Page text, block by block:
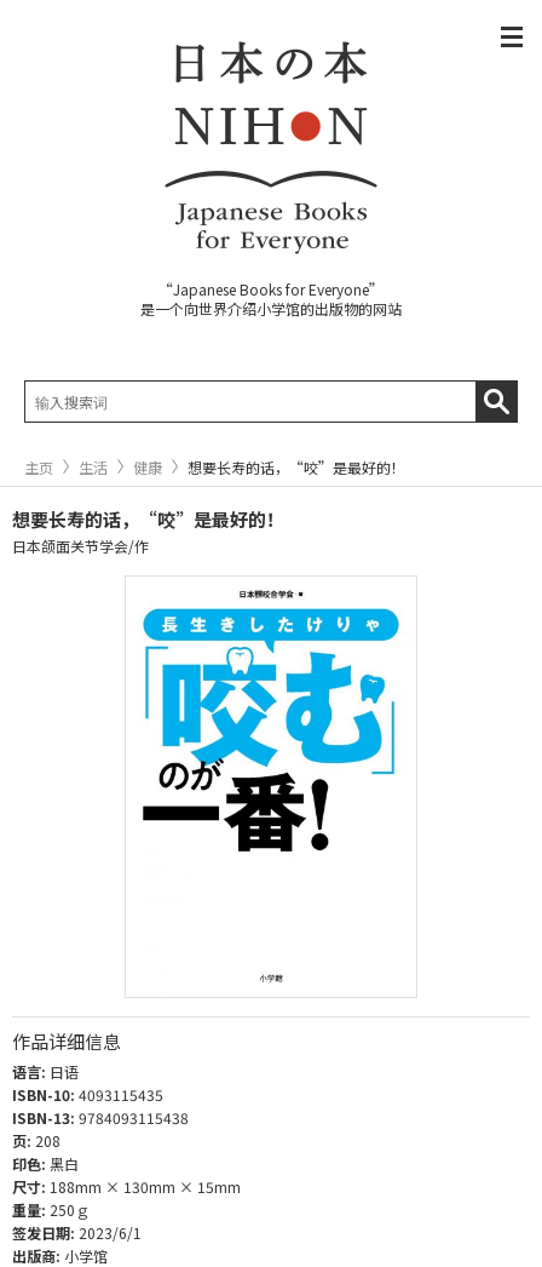
“Japanese Books for Everyone”
是一个向世界介绍小学馆的出版物的网站
主页 生活 健康 想要长寿的话，“咬”是最好的！
想要长寿的话，“咬”是最好的！
日本颌面关节学会/作
作品详细信息
语言: 日语
ISBN-10: 4093115435
ISBN-13: 9784093115438
页: 208
印色: 黑白
尺寸: 188mm × 130mm × 15mm
重量: 250ｇ
签发日期: 2023/6/1
出版商: 小学馆